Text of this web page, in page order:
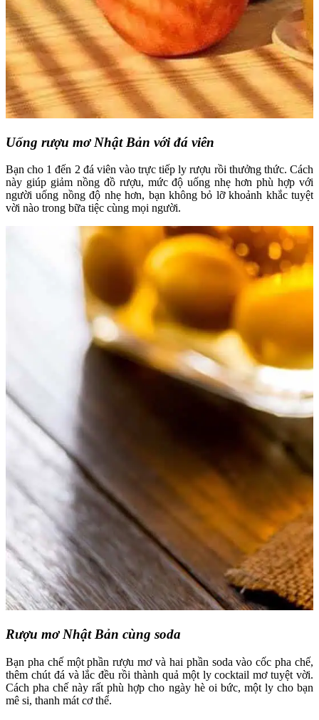
Uống rượu mơ Nhật Bản với đá viên
Bạn cho 1 đến 2 đá viên vào trực tiếp ly rượu rồi thưởng thức. Cách
này giúp giảm nồng đồ rượu, mức độ uống nhẹ hơn phù hợp với
người uống nồng độ nhẹ hơn, bạn không bỏ lỡ khoảnh khắc tuyệt
vời nào trong bữa tiệc cùng mọi người.
Rượu mơ Nhật Bản cùng soda
Bạn pha chế một phần rượu mơ và hai phần soda vào cốc pha chế,
thêm chút đá và lắc đều rồi thành quả một ly cocktail mơ tuyệt vời.
Cách pha chế này rất phù hợp cho ngày hè oi bức, một ly cho bạn
mê si, thanh mát cơ thể.